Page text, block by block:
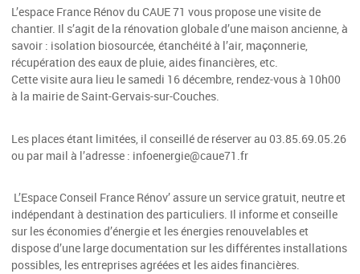
L’espace France Rénov du CAUE 71 vous propose une visite de
chantier. Il s’agit de la rénovation globale d’une maison ancienne, à
savoir : isolation biosourcée, étanchéité à l’air, maçonnerie,
récupération des eaux de pluie, aides financières, etc.
Cette visite aura lieu le samedi 16 décembre, rendez-vous à 10h00
à la mairie de Saint-Gervais-sur-Couches.
Les places étant limitées, il conseillé de réserver au 03.85.69.05.26
ou par mail à l’adresse : infoenergie@caue71.fr
L’Espace Conseil France Rénov’ assure un service gratuit, neutre et
indépendant à destination des particuliers. Il informe et conseille
sur les économies d’énergie et les énergies renouvelables et
dispose d’une large documentation sur les différentes installations
possibles, les entreprises agréées et les aides financières.